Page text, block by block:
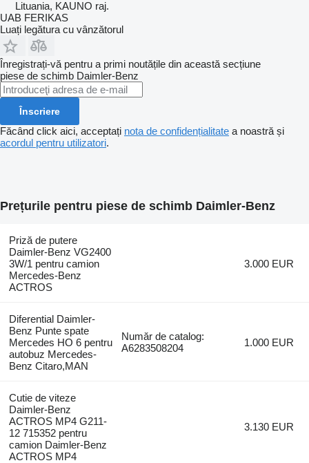
Lituania, KAUNO raj.
UAB FERIKAS
Luați legătura cu vânzătorul
Înregistrați-vă pentru a primi noutățile din această secțiune
piese de schimb Daimler-Benz
Înscriere
Făcând click aici, acceptați nota de confidențialitate a noastră și
acordul pentru utilizatori.
Prețurile pentru piese de schimb Daimler-Benz
Priză de putere
Daimler-Benz VG2400
3W/1 pentru camion
Mercedes-Benz
ACTROS
3.000 EUR
Diferential Daimler-
Benz Punte spate
Mercedes HO 6 pentru
autobuz Mercedes-
Benz Citaro,MAN
Număr de catalog:
A6283508204
1.000 EUR
Cutie de viteze
Daimler-Benz
ACTROS MP4 G211-
12 715352 pentru
camion Daimler-Benz
ACTROS MP4
3.130 EUR